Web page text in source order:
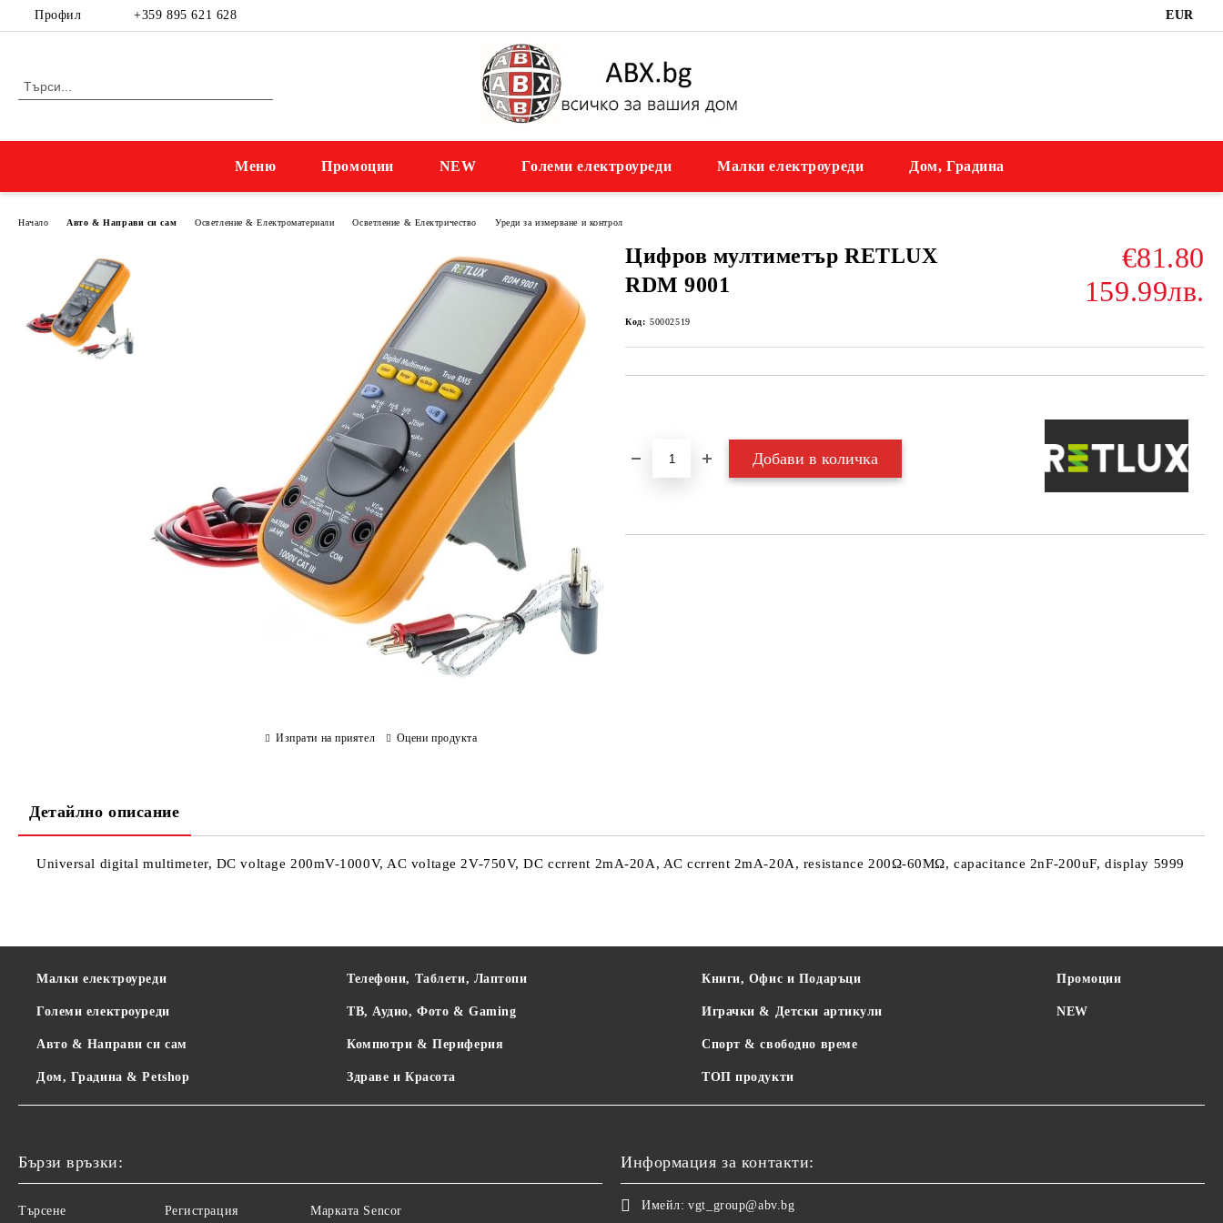
Профил +359 895 621 628 EUR
Меню Промоции NEW Големи електроуреди Малки електроуреди Дом, Градина
Начало Авто & Направи си сам Осветление & Електроматериали Осветление & Електричество Уреди за измерване и контрол
Цифров мултиметър RETLUX
RDM 9001
€81.80
159.99лв.
Код: 50002519
Изпрати на приятел Оцени продукта
Детайлно описание
Universal digital multimeter, DC voltage 200mV-1000V, AC voltage 2V-750V, DC ccrrent 2mA-20A, AC ccrrent 2mA-20A, resistance 200Ω-60MΩ, capacitance 2nF-200uF, display 5999
Малки електроуреди
Големи електроуреди
Авто & Направи си сам
Дом, Градина & Petshop
Телефони, Таблети, Лаптопи
ТВ, Аудио, Фото & Gaming
Компютри & Периферия
Здраве и Красота
Книги, Офис и Подаръци
Играчки & Детски артикули
Спорт & свободно време
ТОП продукти
Промоции
NEW
Бързи връзки:
Търсене Регистрация Maрката Sencor
Информация за контакти:
Имейл: vgt_group@abv.bg